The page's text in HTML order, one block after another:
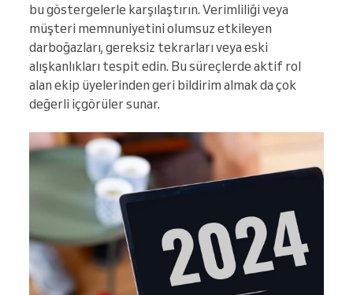
bu göstergelerle karşılaştırın. Verimliliği veya
müşteri memnuniyetini olumsuz etkileyen
darboğazları, gereksiz tekrarları veya eski
alışkanlıkları tespit edin. Bu süreçlerde aktif rol
alan ekip üyelerinden geri bildirim almak da çok
değerli içgörüler sunar.